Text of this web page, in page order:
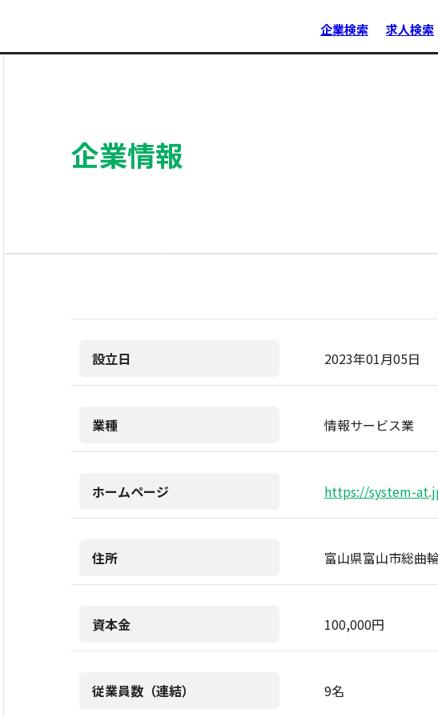
企業検索 求人検索
企業情報
設立日 2023年01月05日
業種 情報サービス業
ホームページ https://system-
住所 富山県富山市総曲
資本金 100,000円
従業員数（連結） 9名